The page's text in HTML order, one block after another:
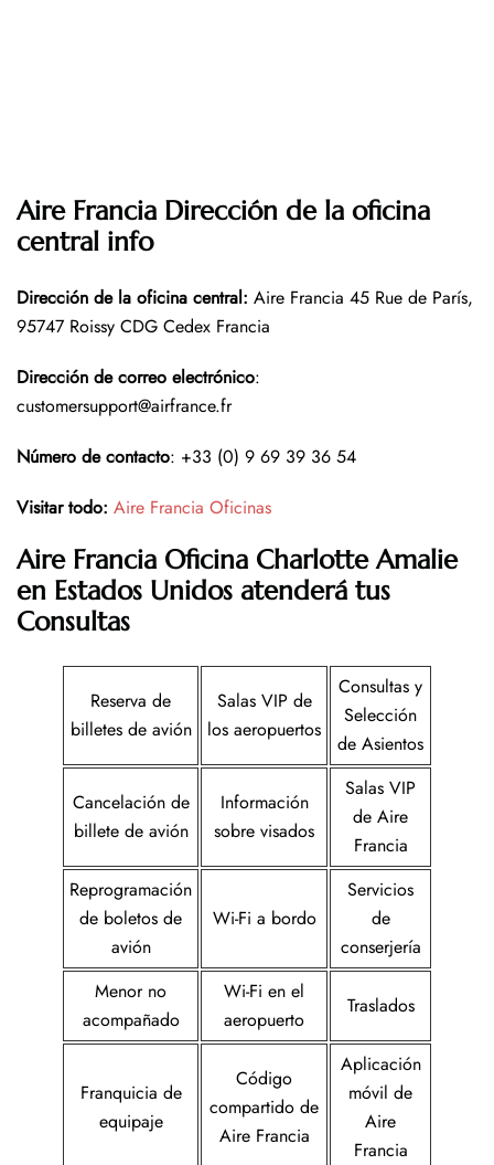
Aire Francia Dirección de la oficina
central info
Dirección de la oficina central: Aire Francia 45 Rue de París,
95747 Roissy CDG Cedex Francia
Dirección de correo electrónico:
customersupport@airfrance.fr
Número de contacto: +33 (0) 9 69 39 36 54
Visitar todo: Aire Francia Oficinas
Aire Francia Oficina Charlotte Amalie
en Estados Unidos atenderá tus
Consultas
Reserva de
billetes de avión
Salas VIP de
los aeropuertos
Consultas y
Selección
de Asientos
Cancelación de
billete de avión
Información
sobre visados
Salas VIP
de Aire
Francia
Reprogramación
de boletos de
avión
Wi-Fi a bordo
Servicios
de
conserjería
Menor no
acompañado
Wi-Fi en el
aeropuerto
Traslados
Franquicia de
equipaje
Código
compartido de
Aire Francia
Aplicación
móvil de
Aire
Francia